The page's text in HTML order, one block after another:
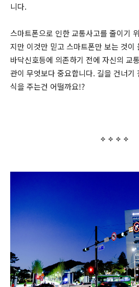
니다.
스마트폰으로 인한 교통사고를 줄이기
지만 이것만 믿고 스마트폰만 보는 것이
바닥신호등에 의존하기 전에 자신의 교
관이 무엇보다 중요합니다. 길을 건너기
식을 주는건 어떨까요!?